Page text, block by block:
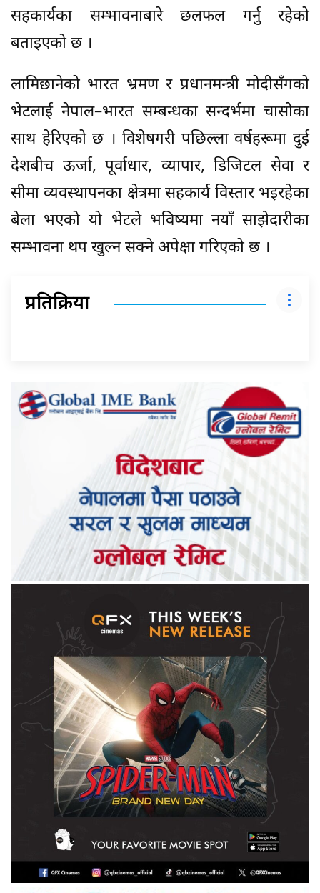
सहकार्यका सम्भावनाबारे छलफल गर्नु रहेको
बताइएको छ ।
लामिछानेको भारत भ्रमण र प्रधानमन्त्री मोदीसँगको
भेटलाई नेपाल–भारत सम्बन्धका सन्दर्भमा चासोका
साथ हेरिएको छ । विशेषगरी पछिल्ला वर्षहरूमा दुई
देशबीच ऊर्जा, पूर्वाधार, व्यापार, डिजिटल सेवा र
सीमा व्यवस्थापनका क्षेत्रमा सहकार्य विस्तार भइरहेका
बेला भएको यो भेटले भविष्यमा नयाँ साझेदारीका
सम्भावना थप खुल्न सक्ने अपेक्षा गरिएको छ ।
प्रतिक्रिया